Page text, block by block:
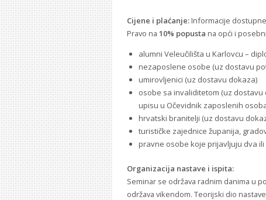
Cijene i plaćanje: Informacije
Pravo na 10% popusta na opći i
alumni Veleučilišta u Karlovcu –
nezaposlene osobe (uz dostavu
umirovljenici (uz dostavu dokaza)
osobe sa invaliditetom (uz
upisu u Očevidnik zaposlenih
hrvatski branitelji (uz dostavu
turističke zajednice županija,
pravne osobe koje prijavljuju dva
Organizacija nastave i ispita:
Seminar se održava radnim danima u
održava vikendom. Teorijski dio